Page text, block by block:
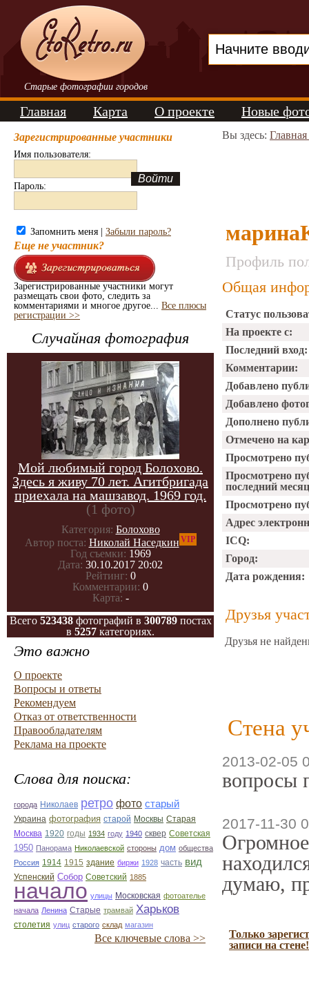
Старые фотографии городов
Главная Карта О проекте Новые
Зарегистрированные участники
Имя пользователя:
Пароль:
Запомнить меня | Забыли пароль?
Еще не участник?
Зарегистрированные участники могут
размещать свои фото, следить за
комментариями и многое другое... Все плюсы
регистрации >>
Случайная фотография
Мой любимый город Болохово.
Здесь я живу 70 лет. Агитбригада
приехала на машзавод. 1969 год.
(1 фото)
Категория: Болохово
Автор поста: Николай Наседкин VIP
Год съемки: 1969
Дата: 30.10.2017 20:02
Рейтинг: 0
Комментарии: 0
Карта: -
Всего 523438фотографий в 300789постах
в 5257 категориях.
Это важно
О проекте
Вопросы и ответы
Рекомендуем
Отказ от ответственности
Правообладателям
Реклама на проекте
Слова для поиска:
города Николаев ретро фото старый
Украина фотография старой Москвы Старая
Москва 1920 годы 1934 году 1940 сквер Советская
1950 Панорама Николаевской стороны дом общества
Россия 1914 1915 здание биржи 1928 часть вид
Успенский Собор Советский 1885
начало улицы Московская фотоателье
начала Ленина Старые трамвай Харьков
столетия улиц старого склад магазин
Все ключевые слова >>
Вы здесь:
Профиль
Общая
Статус
На проекте с:
Последний вход:
Комментарии:
Добавлено
Добавлено
Дополнено
Отмечено на
Просмотрено
Просмотрено
последний
Просмотрено
Адрес
ICQ:
Город:
Дата рождения:
Друзья
Друзья не
Стена
2013-02-05
вопросы
2017-11-30
думаю,
Только
записи на стене!